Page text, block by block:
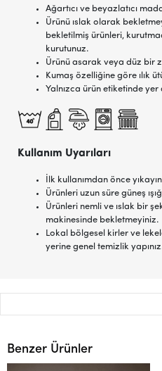
Ağartıcı ve beyazlatıcı
Ürünü ıslak olarak
bekletilmiş ürünleri,
kurutunuz.
Ürünü asarak veya düz bir
Kumaş özelliğine göre ılık
Yalnızca ürün etiketinde yer
Kullanım Uyarıları
İlk kullanımdan önce
Ürünleri uzun süre güneş
Ürünleri nemli ve ıslak bir
makinesinde bekletmeyiniz.
Lokal bölgesel kirler ve
yerine genel temizlik
Benzer Ürünler